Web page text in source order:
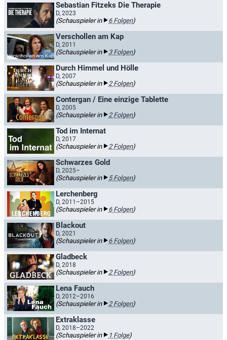
Sebastian Fitzeks Die Therapie
D, 2023
(Schauspieler in 6 Folgen)
Verschollen am Kap
D, 2011
(Schauspieler in 3 Folgen)
Durch Himmel und Hölle
D, 2007
(Schauspieler in 2 Folgen)
Contergan / Eine einzige Tablette
D, 2005
(Schauspieler in 2 Folgen)
Tod im Internat
D, 2017
(Schauspieler in 2 Folgen)
Schwarzes Gold
D, 2025–
(Schauspieler in 5 Folgen)
Lerchenberg
D, 2011–2015
(Schauspieler in 6 Folgen)
Blackout
D, 2021
(Schauspieler in 6 Folgen)
Gladbeck
D, 2018
(Schauspieler in 2 Folgen)
Lena Fauch
D, 2012–2016
(Schauspieler in 2 Folgen)
Extraklasse
D, 2018–2022
(Schauspieler in 1 Folge)